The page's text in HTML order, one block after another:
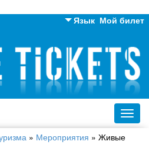
Мой билет
Язык
Английский
Русский
Украинский
» Мероприятия » Живые